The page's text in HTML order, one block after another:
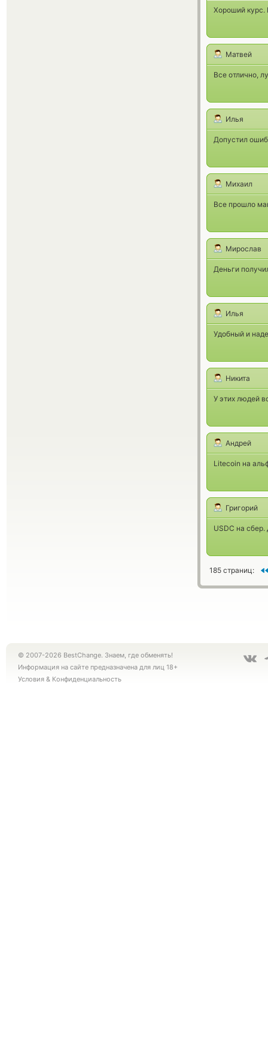
Хороший курс.
Матвей
Все отлично,
Илья
Допустил
Михаил
Все прошло
Мирослав
Деньги
Илья
Удобный и
Никита
У этих людей
Андрей
Litecoin на
Григорий
USDC на
185 страниц:
© 2007-2026 BestChange. Знаем, где обменять!
Информация на сайте предназначена для лиц 18+
Условия & Конфиденциальность